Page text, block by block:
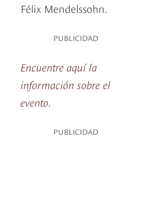
Félix Mendelssohn.
PUBLICIDAD
Encuentre aquí la
información sobre el
evento.
PUBLICIDAD